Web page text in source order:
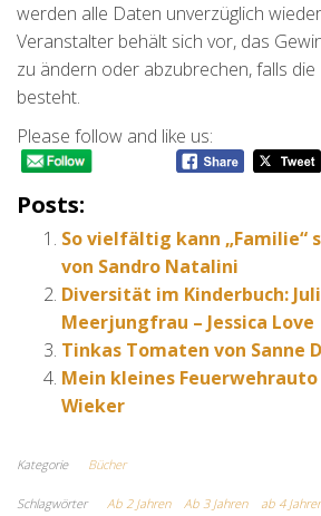
werden alle Daten unverzüglich
Veranstalter behält sich vor, das
zu ändern oder abzubrechen, falls
besteht.
Please follow and like us:
Posts:
So vielfältig kann „Familie“
von Sandro Natalini
Diversität im Kinderbuch:
Meerjungfrau – Jessica Love
Tinkas Tomaten von Sanne
Mein kleines
Wieker
Kategorie Bücher
Schlagwörter Ab 2 Jahren Ab 3 Jahren ab 4